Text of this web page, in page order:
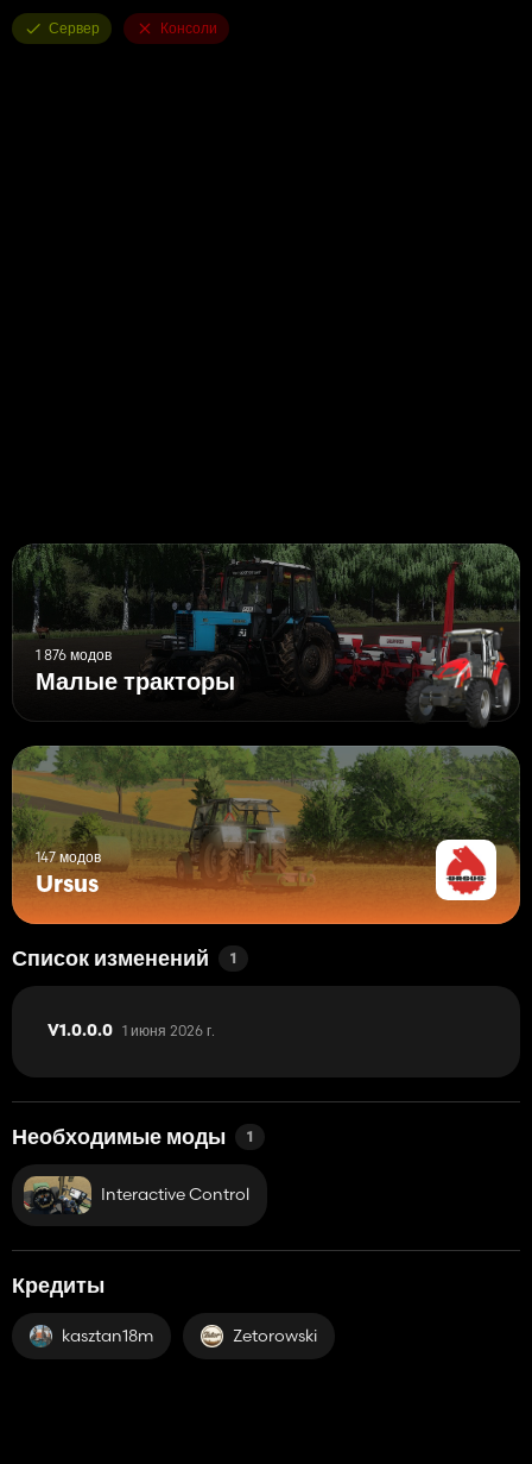
- 904
- 1002
Сервер Консоли
1 876 модов
Малые тракторы
147 модов
Ursus
Список изменений 1
V1.0.0.0 1 июня 2026 г.
Необходимые моды 1
Interactive Control
Кредиты
kasztan18m Zetorowski